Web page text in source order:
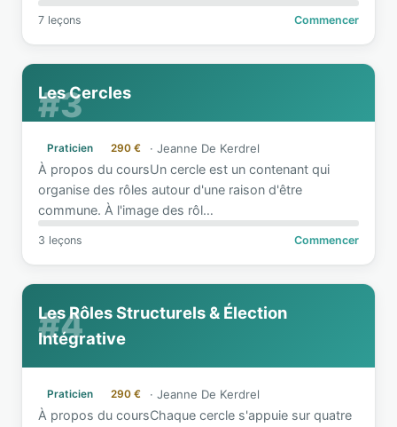
7 leçons Commencer
#3
Les Cercles
Praticien 290 € · Jeanne De Kerdrel
À propos du coursUn cercle est un contenant qui
organise des rôles autour d'une raison d'être
commune. À l'image des rôl…
3 leçons Commencer
#4
Les Rôles Structurels & Élection
Intégrative
Praticien 290 € · Jeanne De Kerdrel
À propos du coursChaque cercle s'appuie sur quatre